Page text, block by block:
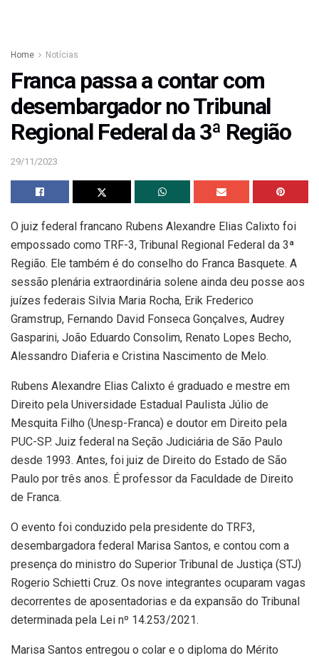
Home Notícias
Franca passa a contar com
desembargador no Tribunal
Regional Federal da 3ª Região
29/11/2023
O juiz federal francano Rubens Alexandre Elias Calixto foi
empossado como TRF-3, Tribunal Regional Federal da 3ª
Região. Ele também é do conselho do Franca Basquete. A
sessão plenária extraordinária solene ainda deu posse aos
juízes federais Silvia Maria Rocha, Erik Frederico
Gramstrup, Fernando David Fonseca Gonçalves, Audrey
Gasparini, João Eduardo Consolim, Renato Lopes Becho,
Alessandro Diaferia e Cristina Nascimento de Melo.
Rubens Alexandre Elias Calixto é graduado e mestre em
Direito pela Universidade Estadual Paulista Júlio de
Mesquita Filho (Unesp-Franca) e doutor em Direito pela
PUC-SP. Juiz federal na Seção Judiciária de São Paulo
desde 1993. Antes, foi juiz de Direito do Estado de São
Paulo por três anos. É professor da Faculdade de Direito
de Franca.
O evento foi conduzido pela presidente do TRF3,
desembargadora federal Marisa Santos, e contou com a
presença do ministro do Superior Tribunal de Justiça (STJ)
Rogerio Schietti Cruz. Os nove integrantes ocuparam vagas
decorrentes de aposentadorias e da expansão do Tribunal
determinada pela Lei nº 14.253/2021.
Marisa Santos entregou o colar e o diploma do Mérito